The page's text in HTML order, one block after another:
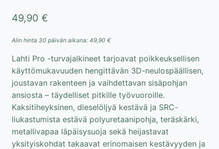
49,90 €
Alin hinta 30 päivän aikana: 49,90 €
Lahti Pro -turvajalkineet tarjoavat poikkeuksellisen
käyttömukavuuden hengittävän 3D-neulospäällisen,
joustavan rakenteen ja vaihdettavan sisäpohjan
ansiosta – täydelliset pitkille työvuoroille.
Kaksitiheyksinen, dieselöljyä kestävä ja SRC-
liukastumista estävä polyuretaanipohja, teräskärki,
metallivapaa läpäisysuoja sekä heijastavat
yksityiskohdat takaavat erinomaisen kestävyyden ja